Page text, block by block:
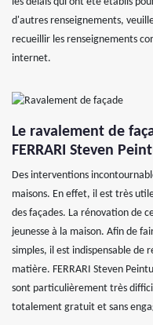
d'autres renseignements,
recueillir les renseignements
internet.
Le ravalement de
FERRARI Steven
Des interventions
maisons. En effet, il est très
des façades. La rénovation de
jeunesse à la maison. Afin de
simples, il est indispensable de
matière. FERRARI Steven
sont particulièrement très
totalement gratuit et sans